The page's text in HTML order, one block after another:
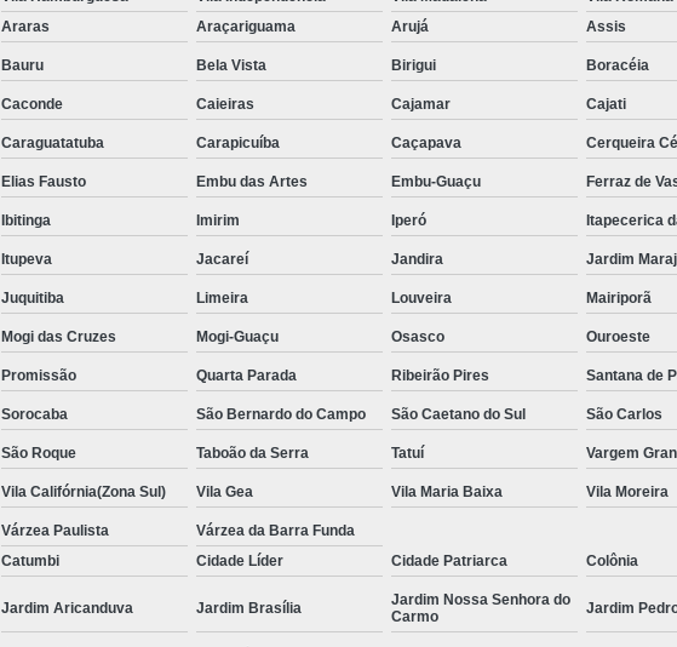
Aluguel de Toalha de Banho Casal
Aluguel
Locação de Toalha de Banho
Locação de
Locação de Toalha de Banho e Rosto
Locação
Locação de Toalha de Banho Industrial
Aluguel de Toalha Branca Manicure
Aluguel
Aluguel de Toalha para Manicure Branca
Locação de Toalha de Manicure Branca
Locação
Locação de Toalha para Manicure
Locação de
Locação de Toalha para Pedicure
Locação de
Locação de Toalhas de Manicure
Locação de Toalhas de Manicure São Paulo
Locação de Toalha Branca de Rosto
Locação de Toalha de Rosto
Locação de
Locação de Toalha de Rosto e Banho
Locação de
Araras Araçariguama Arujá Assis
Bauru Bela Vista Birigui Boracéia
Caconde Caieiras Cajamar Cajati
Caraguatatuba Carapicuíba Caçapava Cerqueira
Elias Fausto Embu das Artes Embu-Guaçu Ferraz de
Ibitinga Imirim Iperó Itapecerica
Itupeva Jacareí Jandira Jardim
Juquitiba Limeira Louveira Mairiporã
Mogi das Cruzes Mogi-Guaçu Osasco Ouroeste
Promissão Quarta Parada Ribeirão Pires Santana de
Sorocaba São Bernardo do Campo São Caetano do Sul São Carlos
São Roque Taboão da Serra Tatuí Vargem
Vila Califórnia(Zona Sul) Vila Gea Vila Maria Baixa Vila Moreira
Várzea Paulista
Várzea da Barra Funda
Catumbi Cidade Líder Cidade Patriarca Colônia
Jardim Aricanduva Jardim Brasília
Jardim Nossa Senhora do
Carmo
Jardim